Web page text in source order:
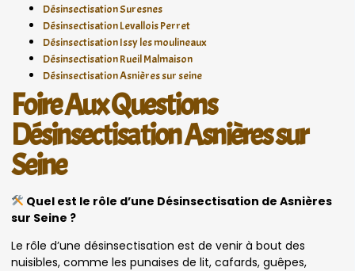
Désinsectisation Suresnes
Désinsectisation Levallois Perret
Désinsectisation Issy les moulineaux
Désinsectisation Rueil Malmaison
Désinsectisation Asnières sur seine
Foire Aux Questions
Désinsectisation Asnières sur
Seine
Quel est le rôle d’une Désinsectisation de Asnières
sur Seine ?
Le rôle d’une désinsectisation est de venir à bout des
nuisibles, comme les punaises de lit, cafards, guêpes,